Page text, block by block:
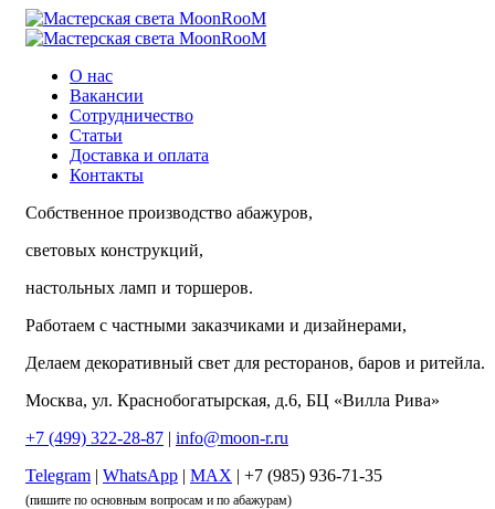
О нас
Вакансии
Сотрудничество
Статьи
Доставка и оплата
Контакты
Собственное производство абажуров,
световых конструкций,
настольных ламп и торшеров.
Работаем с частными заказчиками и дизайнерами,
Делаем декоративный свет для ресторанов, баров и ритейла.
Москва, ул. Краснобогатырская, д.6, БЦ «Вилла Рива»
+7 (499) 322-28-87 | info@moon-r.ru
Telegram | WhatsApp | MAX | +7 (985) 936-71-35
(пишите по основным вопросам и по абажурам)